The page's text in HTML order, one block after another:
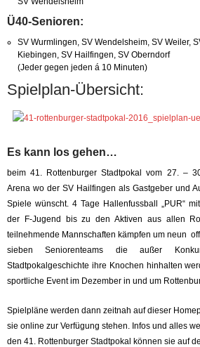
Ü40-Senioren:
SV Wurmlingen, SV Wendelsheim, SV Weiler,
Kiebingen, SV Hailfingen, SV Oberndorf
(Jeder gegen jeden á 10 Minuten)
Spielplan-Übersicht:
Es kann los gehen…
beim 41. Rottenburger Stadtpokal vom 27. –
Arena wo der SV Hailfingen als Gastgeber und
Spiele wünscht. 4 Tage Hallenfussball „PUR“
der F-Jugend bis zu den Aktiven aus allen
teilnehmende Mannschaften kämpfen um neun
sieben Seniorenteams die außer
Stadtpokalgeschichte ihre Knochen hinhalten
sportliche Event im Dezember in und um
Spielpläne werden dann zeitnah auf dieser
sie online zur Verfügung stehen. Infos und alles
den 41. Rottenburger Stadtpokal können sie auf